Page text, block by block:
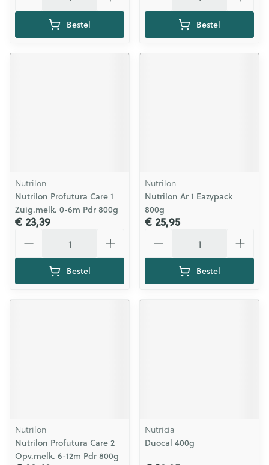
Bestel Bestel
Nutrilon
Nutrilon Profutura Care 1
Zuig.melk. 0-6m Pdr 800g
€ 23,39
Bestel
Nutrilon
Nutrilon Ar 1 Eazypack
800g
€ 25,95
Bestel
Nutrilon
Nutrilon Profutura Care 2
Opv.melk. 6-12m Pdr 800g
Nutricia
Duocal 400g